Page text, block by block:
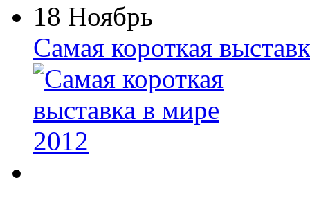
18 Ноябрь
Самая короткая